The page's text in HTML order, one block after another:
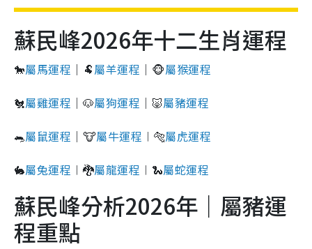
蘇民峰2026年十二生肖運程
🐎屬馬運程 ｜🐏屬羊運程 ｜🐵屬猴運程
🐔屬雞運程 ｜🐶屬狗運程 ｜🐷屬豬運程
🐀屬鼠運程 ｜🐮屬牛運程 ︱🐅屬虎運程
🐇屬兔運程 ︱🐉屬龍運程 ︱🐍屬蛇運程
蘇民峰分析2026年｜屬豬運
程重點